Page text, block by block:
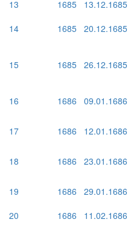
13
1685 13.12.1685
14
1685 20.12.1685
15 1685 26.12.1685
16 1686 09.01.1686
17 1686 12.01.1686
18 1686 23.01.1686
19 1686 29.01.1686
20
1686 11.02.1686